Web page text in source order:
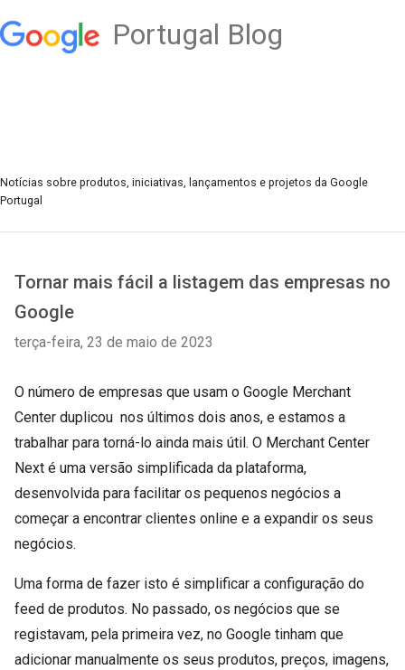
Portugal Blog
Notícias sobre produtos, iniciativas, lançamentos e projetos da Google
Portugal
Tornar mais fácil a listagem das empresas no
Google
terça-feira, 23 de maio de 2023
O número de empresas que usam o Google Merchant
Center duplicou nos últimos dois anos, e estamos a
trabalhar para torná-lo ainda mais útil. O Merchant Center
Next é uma versão simplificada da plataforma,
desenvolvida para facilitar os pequenos negócios a
começar a encontrar clientes online e a expandir os seus
negócios.
Uma forma de fazer isto é simplificar a configuração do
feed de produtos. No passado, os negócios que se
registavam, pela primeira vez, no Google tinham que
adicionar manualmente os seus produtos, preços, imagens,